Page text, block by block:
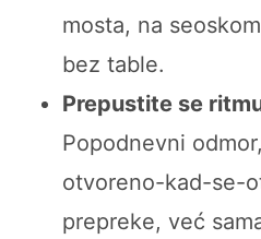
mosta, na
bez table.
Prepustite se
Popodnevni
otvoreno-kad-se-
prepreke, već